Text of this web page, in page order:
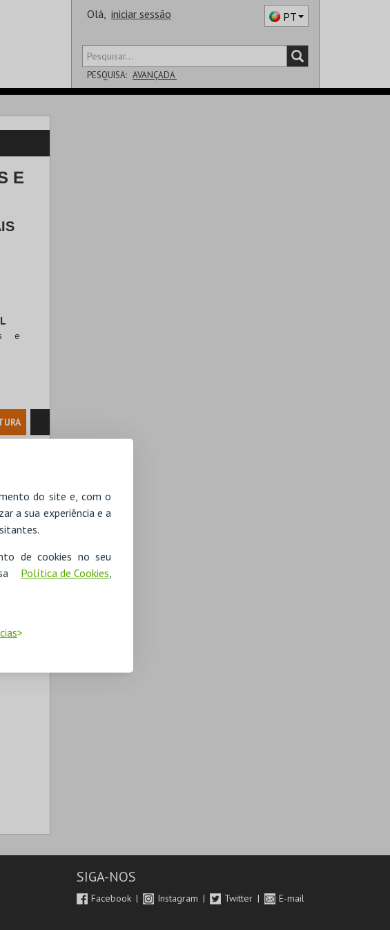
do site e, com o
a sua experiência e a
de cookies no seu
Política de Cookies,
Olá, iniciar sessão PT
PESQUISA: AVANÇADA
E
e
SIGA-NOS
Facebook Instagram Twitter E-mail